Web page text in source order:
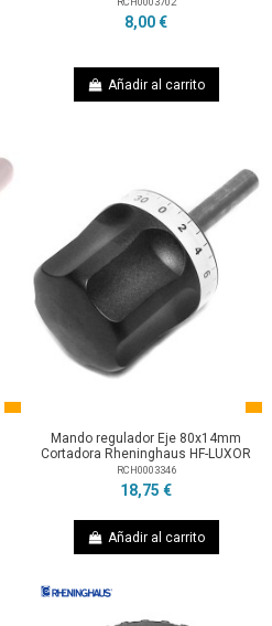
8,00 €
Añadir al carrito
Mando regulador Eje 80x14mm
Cortadora Rheninghaus HF-LUXOR
RCH0003346
18,75 €
Añadir al carrito